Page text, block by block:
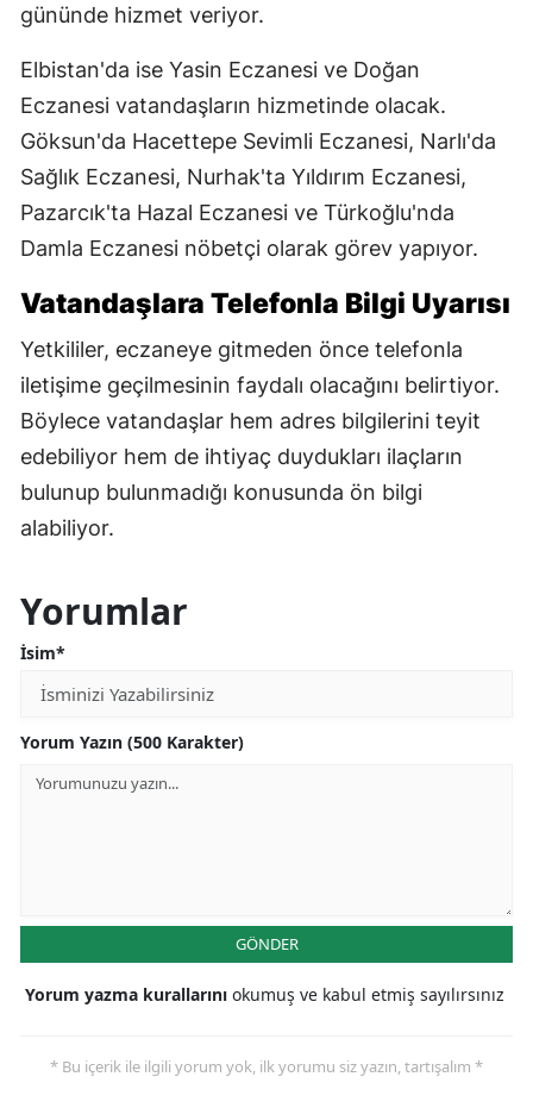
gününde hizmet veriyor.
Elbistan'da ise Yasin Eczanesi ve Doğan
Eczanesi vatandaşların hizmetinde olacak.
Göksun'da Hacettepe Sevimli Eczanesi, Narlı'da
Sağlık Eczanesi, Nurhak'ta Yıldırım Eczanesi,
Pazarcık'ta Hazal Eczanesi ve Türkoğlu'nda
Damla Eczanesi nöbetçi olarak görev yapıyor.
Vatandaşlara Telefonla Bilgi Uyarısı
Yetkililer, eczaneye gitmeden önce telefonla
iletişime geçilmesinin faydalı olacağını belirtiyor.
Böylece vatandaşlar hem adres bilgilerini teyit
edebiliyor hem de ihtiyaç duydukları ilaçların
bulunup bulunmadığı konusunda ön bilgi
alabiliyor.
Yorumlar
İsim*
Yorum Yazın (500 Karakter)
GÖNDER
Yorum yazma kurallarını okumuş ve kabul etmiş sayılırsınız
* Bu içerik ile ilgili yorum yok, ilk yorumu siz yazın, tartışalım *